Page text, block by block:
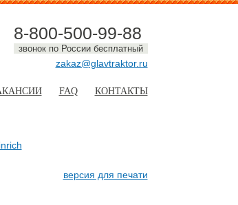
8-800-500-99-88
звонок по России бесплатный
zakaz@glavtraktor.ru
FAQ КОНТАКТЫ
версия для печати